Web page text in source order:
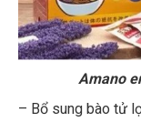
Amano
– Bổ sung bào tử